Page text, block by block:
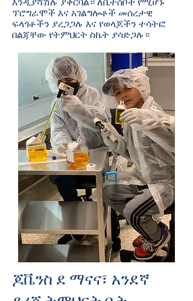
እንዲያሻሽሉ ያቀርባል። ለቤተሰቦች የሚሆኑ
ፕሮግራሞች እና አገልግሎቶች መሰረታዊ
ፍላጎቶችን ያረጋጋሉ እና የወላጆችን ተሳትፎ
በልጃቸው የትምህርት ስኬት ያሳድጋሉ።
ጆቬንስ ደ ማናና፣ አንደኛ